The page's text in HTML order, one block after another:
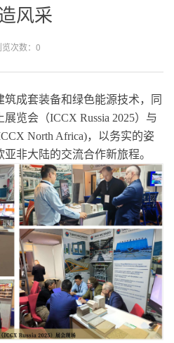
风采
次数： 0
成套装备和绿色能源技术，同
览会（ICCX Russia 2025）与
North Africa)，以务实的姿
非大陆的交流合作新旅程。